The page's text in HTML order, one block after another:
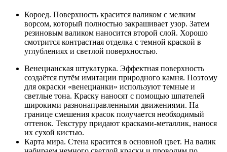
Короед. Поверхность красится валиком с мелким
ворсом, который полностью закрашивает узор. Затем
резиновым валиком наносится второй слой. Хорошо
смотрится контрастная отделка с темной краской в
углублениях и светлой поверхностью.
Венецианская штукатурка. Эффектная поверхность
создаётся путём имитации природного камня. Поэтому
для окраски «венецианки» используют темные и
светлые тона. Краску наносят с помощью шпателей
широкими разнонаправленными движениями. На
границе смешения красок получается необходимый
оттенок. Текстуру придают красками-металлик, нанося
их сухой кистью.
Карта мира. Стена красится в основной цвет. На валик